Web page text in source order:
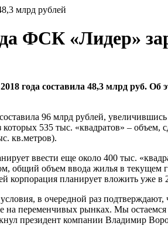
млрд рублей
ФСК «Лидер»
года составила 48,3 млрд руб. Об
96 млрд рублей,
535 тыс. «квадратов» –
кв.метров).
ввести еще около 400 тыс.
общий объем ввода жилья в
корпорация планирует вложить уже в
в очередной раз
на переменчивых рынках. Мы
президент компании Владимир